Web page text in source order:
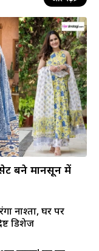
बने मानसून में
नाश्ता, घर पर
डिशेज